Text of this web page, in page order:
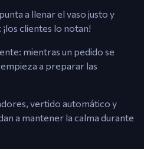
a llenar el vaso justo y
clientes lo notan!
mientras un pedido se
a preparar las
vertido automático y
a mantener la calma durante